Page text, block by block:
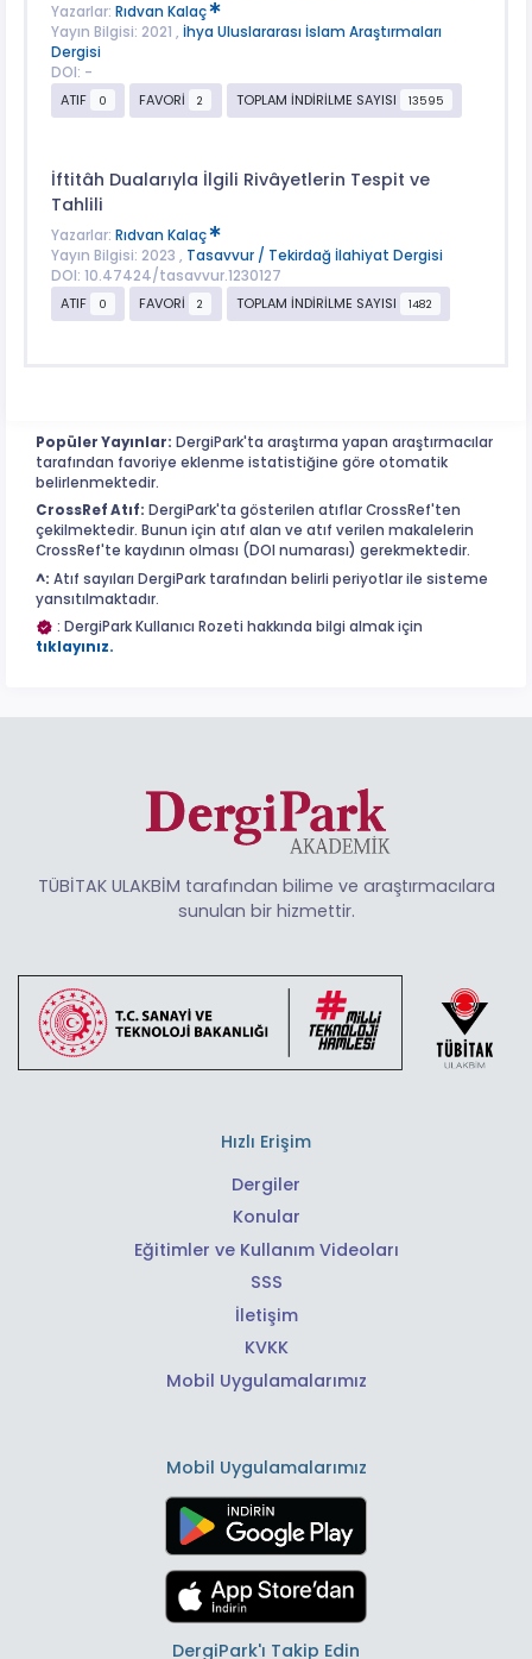
Yazarlar: Rıdvan Kalaç
Yayın Bilgisi: 2021 , İhya Uluslararası İslam Araştırmaları
Dergisi
DOI: -
ATIF
0 FAVORİ 2 TOPLAM İNDİRİLME SAYISI 13595
İftitâh Dualarıyla İlgili Rivâyetlerin Tespit ve
Tahlili
Yazarlar: Rıdvan Kalaç
Yayın Bilgisi: 2023 , Tasavvur / Tekirdağ İlahiyat Dergisi
DOI: 10.47424/tasavvur.1230127
ATIF
0 FAVORİ 2 TOPLAM İNDİRİLME SAYISI 1482
Popüler Yayınlar: DergiPark'ta araştırma yapan araştırmacılar
tarafından favoriye eklenme istatistiğine göre otomatik
belirlenmektedir.
CrossRef Atıf: DergiPark'ta gösterilen atıflar CrossRef'ten
çekilmektedir. Bunun için atıf alan ve atıf verilen makalelerin
CrossRef'te kaydının olması (DOI numarası) gerekmektedir.
^: Atıf sayıları DergiPark tarafından belirli periyotlar ile sisteme
yansıtılmaktadır.
: DergiPark Kullanıcı Rozeti hakkında bilgi almak için
tıklayınız.
TÜBİTAK ULAKBİM tarafından bilime ve araştırmacılara
sunulan bir hizmettir.
Hızlı Erişim
Dergiler
Konular
Eğitimler ve Kullanım Videoları
SSS
İletişim
KVKK
Mobil Uygulamalarımız
Mobil Uygulamalarımız
DergiPark'ı Takip Edin